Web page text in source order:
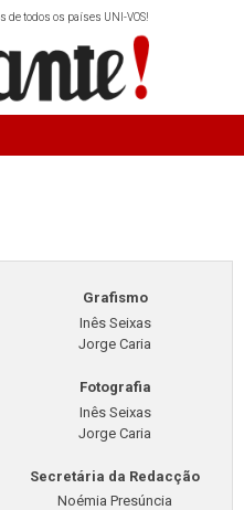
de todos os países UNI-VOS!
Grafismo
Inês Seixas
Jorge Caria
Fotografia
Inês Seixas
Jorge Caria
Secretária da Redacção
Noémia Presúncia